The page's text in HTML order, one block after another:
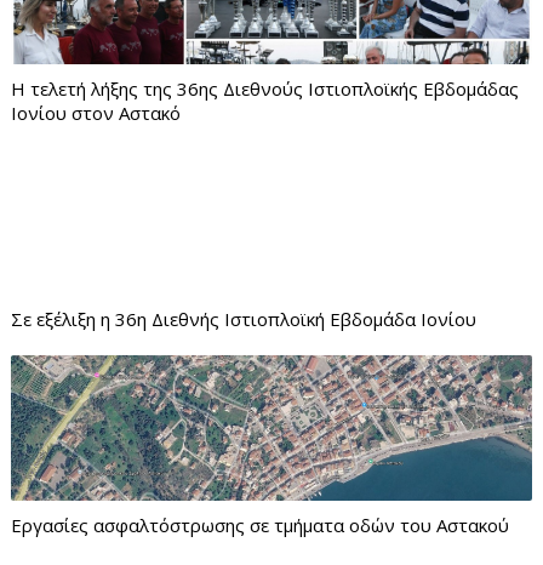
Η τελετή λήξης της 36ης Διεθνούς Ιστιοπλοϊκής Εβδομάδας
Ιονίου στον Αστακό
Σε εξέλιξη η 36η Διεθνής Ιστιοπλοϊκή Εβδομάδα Ιονίου
Εργασίες ασφαλτόστρωσης σε τμήματα οδών του Αστακού